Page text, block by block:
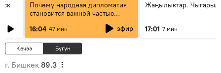
Почему народная дипломатия
становится важной частью
сотрудничества
16:04 47 мин эфир
Жаңылыктар.
17:01 7 мин
Кечээ Бүгүн
г. Бишкек 89.3